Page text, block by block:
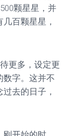
颗星星，并
百颗星星，
更多，设定更
数字。这并不
去的日子，